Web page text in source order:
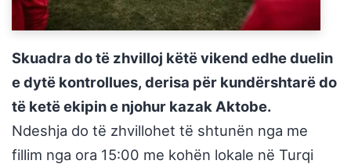
Skuadra do të zhvilloj këtë vikend edhe duelin
e dytë kontrollues, derisa për kundërshtarë do
të ketë ekipin e njohur kazak Aktobe.
Ndeshja do të zhvillohet të shtunën nga me
fillim nga ora 15:00 me kohën lokale në Turqi